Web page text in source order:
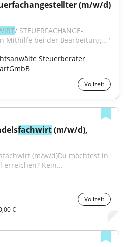
(m/w/d)
/ STEUERFACHANGE­
Mithilfe bei der Bearbeitung..."
Steuerberater
Vollzeit
fachwirt (m/w/d),
(m/w/d)Du möchtest in
erreichen? Kein...
Vollzeit
€